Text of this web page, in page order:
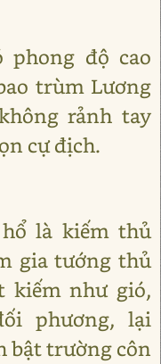
phong độ cao
trùm Lương
rảnh tay
cự địch.
là kiếm thủ
gia tướng thủ
kiếm như gió,
phương, lại
bật trường côn